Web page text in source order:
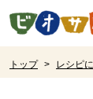
ページの先頭で
トップ > レシピ